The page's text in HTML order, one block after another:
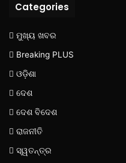
Categories
ମୁଖ୍ୟ ଖବର
Breaking PLUS
ଓଡ଼ିଶା
ଦେଶ
ଦେଶ ବିଦେଶ
ରାଜନୀତି
ସ୍ୱତନ୍ତ୍ର